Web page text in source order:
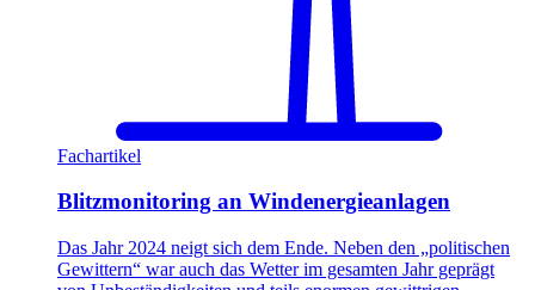
Fachartikel
Blitzmonitoring an Windenergieanlagen
Das Jahr 2024 neigt sich dem Ende. Neben den „politischen
Gewittern“ war auch das Wetter im gesamten Jahr geprägt